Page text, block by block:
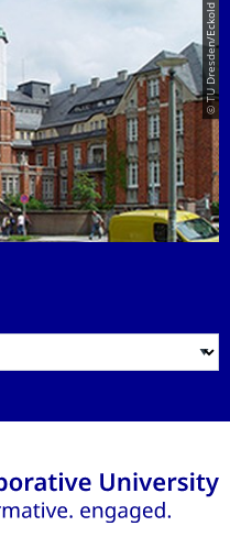
© TU Dresden/Eckold